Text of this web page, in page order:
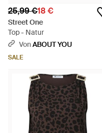
25,99 €18 €
Street One
Top - Natur
VonABOUT YOU
SALE